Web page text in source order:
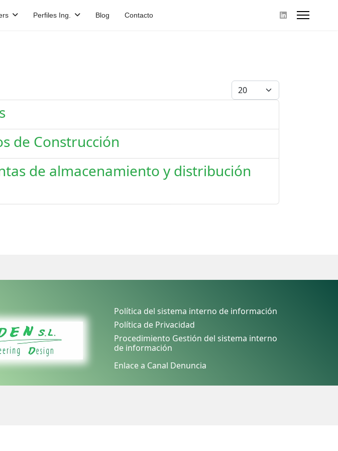
Perfiles Ing. Blog Contacto
Cantidad
de Construcción
de almacenamiento y distribución
Política del sistema interno de información
Política de Privacidad
Procedimiento Gestión del sistema interno
de información
Enlace a Canal Denuncia